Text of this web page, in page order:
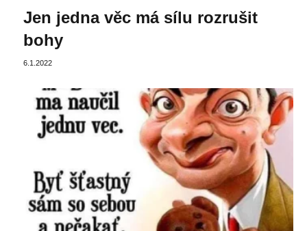
Jen jedna věc má sílu rozrušit
bohy
6.1.2022